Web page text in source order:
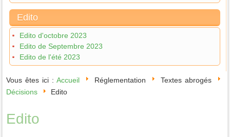
Edito
Edito d'octobre 2023
Edito de Septembre 2023
Edito de l'été 2023
Vous êtes ici : Accueil Réglementation
Textes abrogés
Décisions
Edito
Edito